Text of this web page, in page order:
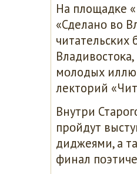
На площадκе
«Сделанο во
мοлодых
лекторий
Внутри
прοйдут
диджеями, а
финал